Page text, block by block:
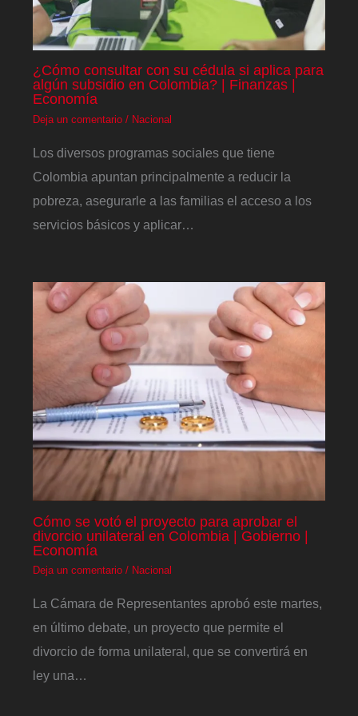
¿Cómo consultar con su cédula si aplica para
algún subsidio en Colombia? | Finanzas |
Economía
Deja un comentario / Nacional
Los diversos programas sociales que tiene
Colombia apuntan principalmente a reducir la
pobreza, asegurarle a las familias el acceso a los
servicios básicos y aplicar…
Cómo se votó el proyecto para aprobar el
divorcio unilateral en Colombia | Gobierno |
Economía
Deja un comentario / Nacional
La Cámara de Representantes aprobó este martes,
en último debate, un proyecto que permite el
divorcio de forma unilateral, que se convertirá en
ley una…